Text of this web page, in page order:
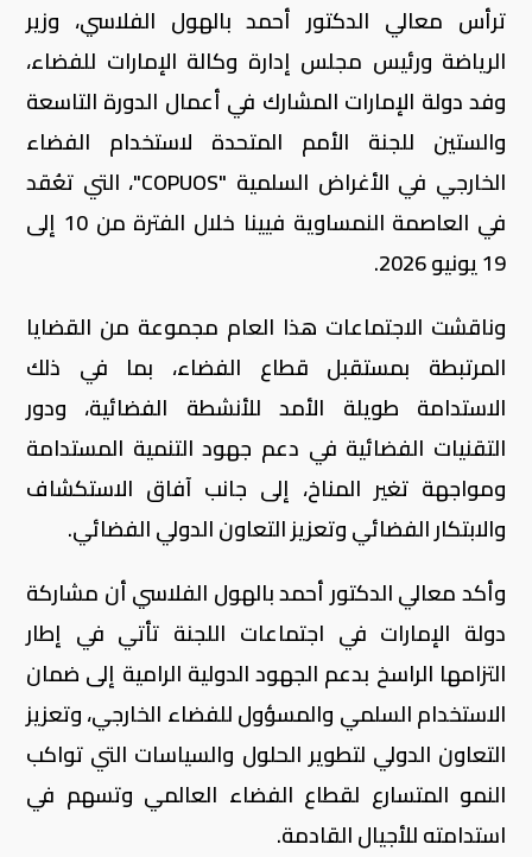
ترأس معالي الدكتور أحمد بالهول الفلاسي، وزير
الرياضة ورئيس مجلس إدارة وكالة الإمارات للفضاء،
وفد دولة الإمارات المشارك في أعمال الدورة التاسعة
والستين للجنة الأمم المتحدة لاستخدام الفضاء
الخارجي في الأغراض السلمية "COPUOS"، التي تعُقد
في العاصمة النمساوية فيينا خلال الفترة من 10 إلى
19 يونيو 2026.
وناقشت الاجتماعات هذا العام مجموعة من القضايا
المرتبطة بمستقبل قطاع الفضاء، بما في ذلك
الاستدامة طويلة الأمد للأنشطة الفضائية، ودور
التقنيات الفضائية في دعم جهود التنمية المستدامة
ومواجهة تغير المناخ، إلى جانب آفاق الاستكشاف
والابتكار الفضائي وتعزيز التعاون الدولي الفضائي.
وأكد معالي الدكتور أحمد بالهول الفلاسي أن مشاركة
دولة الإمارات في اجتماعات اللجنة تأتي في إطار
التزامها الراسخ بدعم الجهود الدولية الرامية إلى ضمان
الاستخدام السلمي والمسؤول للفضاء الخارجي، وتعزيز
التعاون الدولي لتطوير الحلول والسياسات التي تواكب
النمو المتسارع لقطاع الفضاء العالمي وتسهم في
استدامته للأجيال القادمة.